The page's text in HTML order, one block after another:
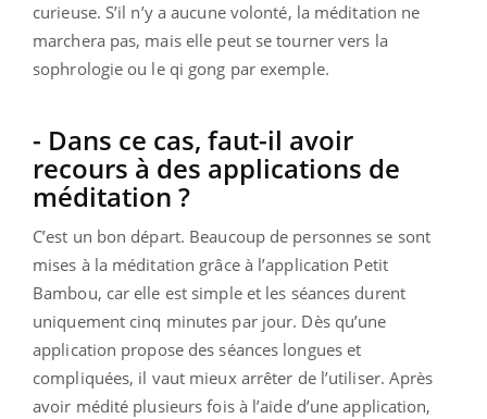
curieuse. S’il n’y a aucune volonté, la méditation ne
marchera pas, mais elle peut se tourner vers la
sophrologie ou le qi gong par exemple.
- Dans ce cas, faut-il avoir
recours à des applications de
méditation ?
C’est un bon départ. Beaucoup de personnes se sont
mises à la méditation grâce à l’application Petit
Bambou, car elle est simple et les séances durent
uniquement cinq minutes par jour. Dès qu’une
application propose des séances longues et
compliquées, il vaut mieux arrêter de l’utiliser. Après
avoir médité plusieurs fois à l’aide d’une application,